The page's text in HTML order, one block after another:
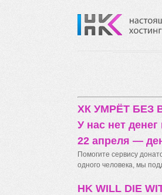
ХК УМРЁТ
У нас нет
22 апреля —
Помогите сервису
одного человека, мы
HK WILL DIE